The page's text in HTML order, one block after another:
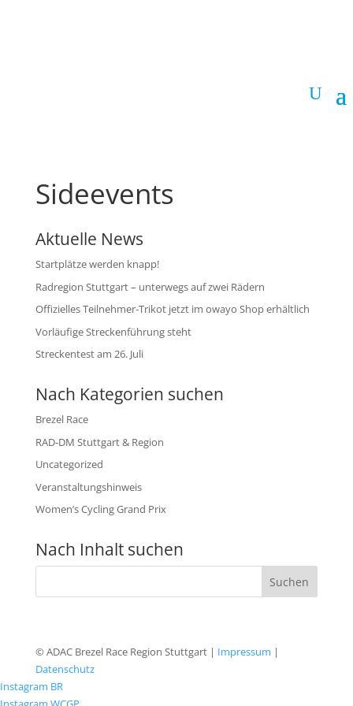
Sideevents
Aktuelle News
Startplätze werden knapp!
Radregion Stuttgart – unterwegs auf zwei Rädern
Offizielles Teilnehmer-Trikot jetzt im owayo Shop erhältlich
Vorläufige Streckenführung steht
Streckentest am 26. Juli
Nach Kategorien suchen
Brezel Race
RAD-DM Stuttgart & Region
Uncategorized
Veranstaltungshinweis
Women’s Cycling Grand Prix
Nach Inhalt suchen
© ADAC Brezel Race Region Stuttgart | Impressum |
Datenschutz
Instagram BR